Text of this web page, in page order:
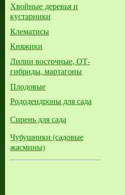
Хвойные деревья и
кустарники
Клематисы
Княжики
Лилии восточные, ОТ-
гибриды, мартагоны
Плодовые
Рододендроны для сада
Сирень для сада
Чубушники (садовые
жасмины)